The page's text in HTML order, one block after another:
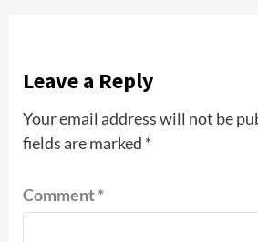
Leave a Reply
Your email address will not be
fields are marked *
Comment*